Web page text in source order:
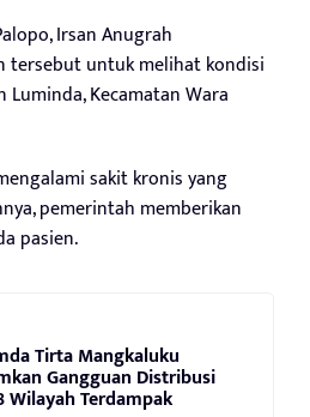
Irsan Anugrah
tersebut untuk melihat kondisi
Kecamatan Wara
sakit kronis yang
pemerintah memberikan
pasien.
Tirta Mangkaluku
Gangguan Distribusi
Wilayah Terdampak